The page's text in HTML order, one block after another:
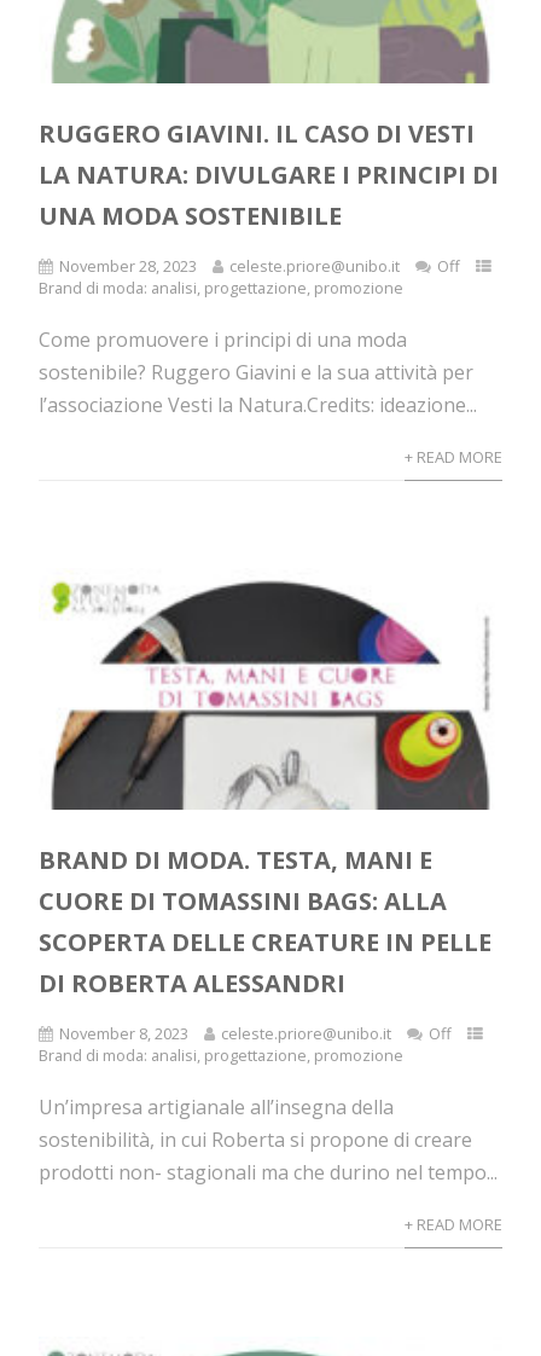
RUGGERO GIAVINI. IL CASO DI VESTI
LA NATURA: DIVULGARE I PRINCIPI DI
UNA MODA SOSTENIBILE
November 28, 2023 celeste.priore@unibo.it
Off
Brand di moda: analisi, progettazione, promozione
Come promuovere i principi di una moda
sostenibile? Ruggero Giavini e la sua attività per
l’associazione Vesti la Natura.Credits: ideazione...
+ READ MORE
BRAND DI MODA. TESTA, MANI E
CUORE DI TOMASSINI BAGS: ALLA
SCOPERTA DELLE CREATURE IN PELLE
DI ROBERTA ALESSANDRI
November 8, 2023 celeste.priore@unibo.it
Off
Brand di moda: analisi, progettazione, promozione
Un’impresa artigianale all’insegna della
sostenibilità, in cui Roberta si propone di creare
prodotti non- stagionali ma che durino nel tempo...
+ READ MORE